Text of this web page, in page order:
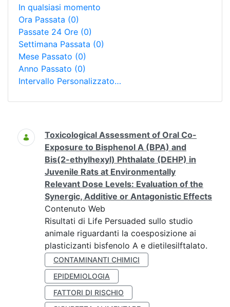
In qualsiasi momento
Ora Passata (0)
Passate 24 Ore (0)
Settimana Passata (0)
Mese Passato (0)
Anno Passato (0)
Intervallo Personalizzato…
Ricerca
Toxicological Assessment of Oral Co-
Exposure to Bisphenol A (BPA) and
Bis(2-ethylhexyl) Phthalate (DEHP) in
Juvenile Rats at Environmentally
Relevant Dose Levels: Evaluation of the
Synergic, Additive or Antagonistic Effects
Contenuto Web
Risultati di Life Persuaded sullo studio
animale riguardanti la coesposizione ai
plasticizanti bisfenolo A e dietilesilftalato.
CONTAMINANTI CHIMICI
EPIDEMIOLOGIA
FATTORI DI RISCHIO